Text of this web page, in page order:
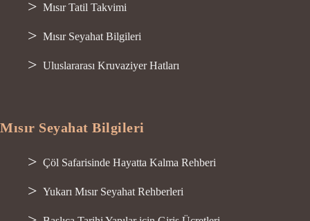
Mısır Tatil Takvimi
Mısır Seyahat Bilgileri
Uluslararası Kruvaziyer Hatları
Mısır Seyahat Bilgileri
Çöl Safarisinde Hayatta Kalma Rehberi
Yukarı Mısır Seyahat Rehberleri